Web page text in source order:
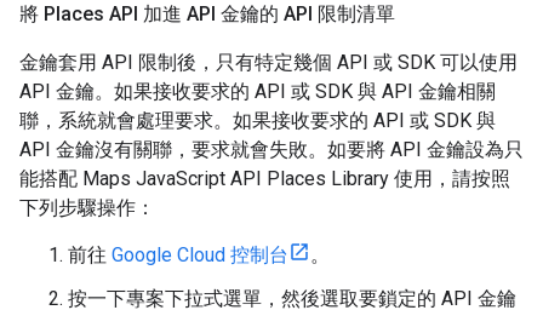
將 Places API 加進 API 金鑰的 API 限制清單
金鑰套用 API 限制後，只有特定幾個 API 或 SDK 可以使用
API 金鑰。如果接收要求的 API 或 SDK 與 API 金鑰相關
聯，系統就會處理要求。如果接收要求的 API 或 SDK 與
API 金鑰沒有關聯，要求就會失敗。如要將 API 金鑰設為只
能搭配 Maps JavaScript API Places Library 使用，請按照
下列步驟操作：
前往 Google Cloud 控制台
。
按一下專案下拉式選單，然後選取要鎖定的 API 金鑰